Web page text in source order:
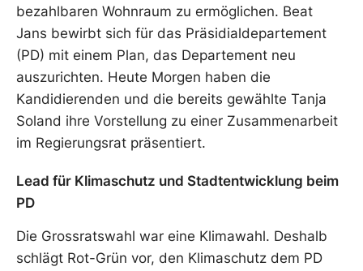
bezahlbaren Wohnraum zu ermöglichen. Beat
Jans bewirbt sich für das Präsidialdepartement
(PD) mit einem Plan, das Departement neu
auszurichten. Heute Morgen haben die
Kandidierenden und die bereits gewählte Tanja
Soland ihre Vorstellung zu einer Zusammenarbeit
im Regierungsrat präsentiert.
Lead für Klimaschutz und Stadtentwicklung beim
PD
Die Grossratswahl war eine Klimawahl. Deshalb
schlägt Rot-Grün vor, den Klimaschutz dem PD